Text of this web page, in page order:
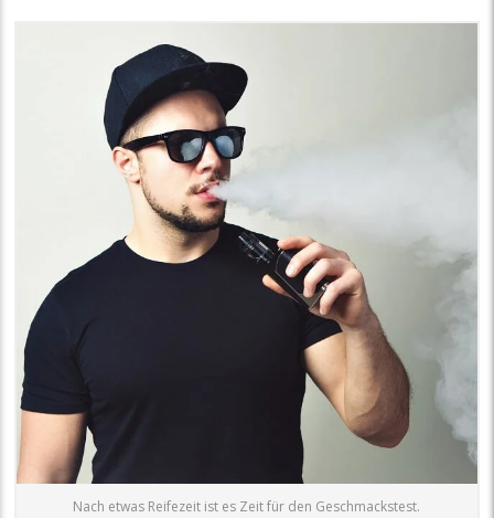
Nach etwas Reifezeit ist es Zeit für den Geschmackstest.